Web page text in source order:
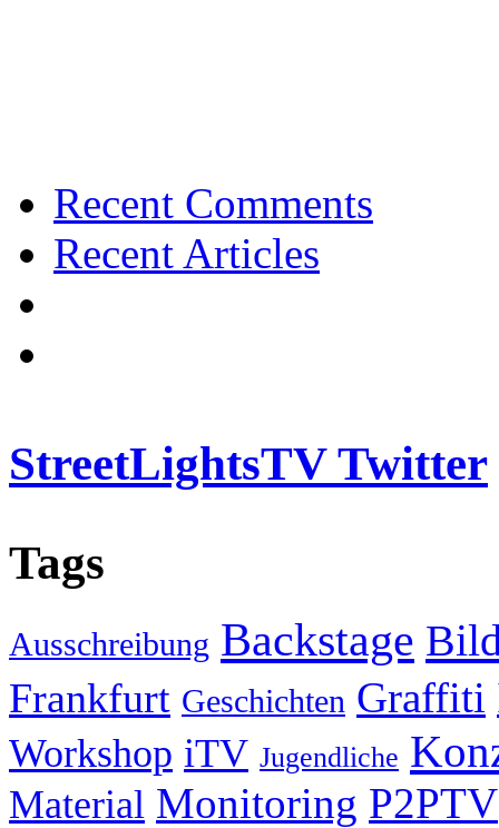
Recent Comments
Recent Articles
StreetLightsTV Twitter
Tags
Ausschreibung Backstage
Frankfurt Geschichten Graffiti
Workshop iTV Jugendliche
Material Monitoring P2PTV